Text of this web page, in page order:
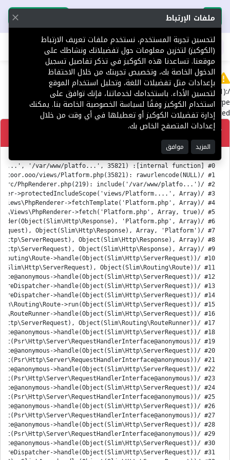
تحميل التطبيق تحميل التطبيق
اطلب عقارك
Error
/var/www/platform.toor.ooo/views/Platform.php(35821):
rawurlencode(): Passing null to parameter #1 ($string) of type
string is deprecated
تصحيح
ملفات الإرتباط
لتحسين تجربة المستخدم، نستخدم ملفات تعريف الارتباط
(الكوكيز) لتخزين معلومات حول تفضيلاتك ونشاطك على
موقعنا. تساعدنا هذه الكوكيز في تذكر تفاصيل تسجيل
الدخول الخاصة بك، وتخصيص تجربتك من خلال الاحتفاظ
بإعدادات مثل تفضيلات اللغة، وتحليل استخدام الموقع
لتحسين الأداء. باستخدامك لخدماتنا، فإنك توافق على
استخدام الكوكيز وفقًا لسياسة الخصوصية الخاصة بنا. يمكنك
إدارة تفضيلات الكوكيز أو تعطيلها في أي وقت من خلال
إعدادات المتصفح الخاص بك.
المزيد موافق